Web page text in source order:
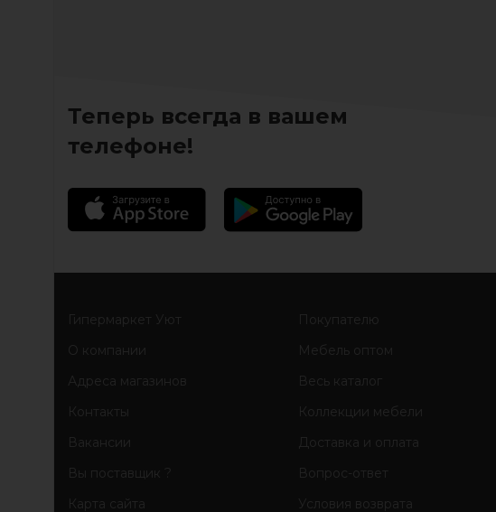
Теперь всегда в вашем
телефоне!
Гипермаркет Уют
О компании
Адреса магазинов
Контакты
Вакансии
Вы поставщик ?
Карта сайта
Покупателю
Мебель оптом
Весь каталог
Коллекции мебели
Доставка и оплата
Вопрос-ответ
Условия возврата